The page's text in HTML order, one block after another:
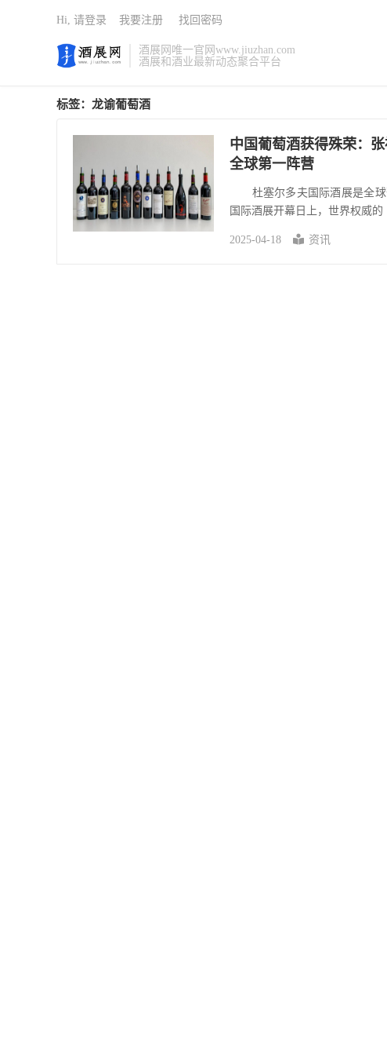
酒展网唯一官网www.jiuzhan.com
酒展和酒业最新动态聚合平台
Hi, 请登录 我要注册 找回密码
标签：龙谕葡萄酒
中国葡萄酒获得殊荣：
全球第一阵营
杜塞尔多夫国际酒展是全球
国际酒展开幕日上，世界权威
2025-04-18 资讯